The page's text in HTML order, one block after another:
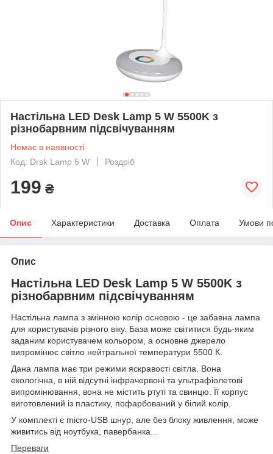
Настільна LED Desk Lamp 5 W 5500K з
різнобарвним підсвічуванням
Немає в наявності
Код: Drsk Lamp 5 W
Роздріб
199 ₴
Опис Характеристики Доставка Оплата Умови
Опис
Настільна LED Desk Lamp 5 W 5500K з
різнобарвним підсвічуванням
Настільна лампа з змінною колір основою - це забавна лампа
для користувачів різного віку. База може світитися будь-яким
заданим користувачем кольором, а основне джерело
випромінює світло нейтральної температури 5500 К.
Дана лампа має три режими яскравості світла. Вона
екологічна, в ній відсутні інфрачервоні та ультрафіолетові
випромінювання, вона не містить ртуті та свинцю. Її корпус
виготовлений із пластику, пофарбований у білий колір.
У комплекті є micro-USB шнур, але без блоку живлення, може
живитись від ноутбука, павербанка...
Переваги